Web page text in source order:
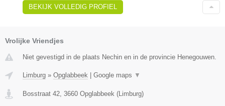
BEKIJK VOLLEDIG PROFIEL
Vrolijke Vriendjes
Niet gevestigd in de plaats Nechin en in de provincie Henegouwen.
Limburg » Opglabbeek Google maps ▼
Bosstraat 42, 3660 Opglabbeek (Limburg)